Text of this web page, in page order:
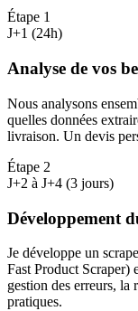
Étape 1
J+1 (24h)
Analyse de vos
Nous analysons
quelles données
livraison. Un devis
Étape 2
J+2 à J+4 (3 jours)
Développement
Je développe un
Fast Product Scraper)
gestion des erreurs, la
pratiques.